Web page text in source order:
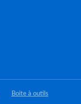
Boite à outils